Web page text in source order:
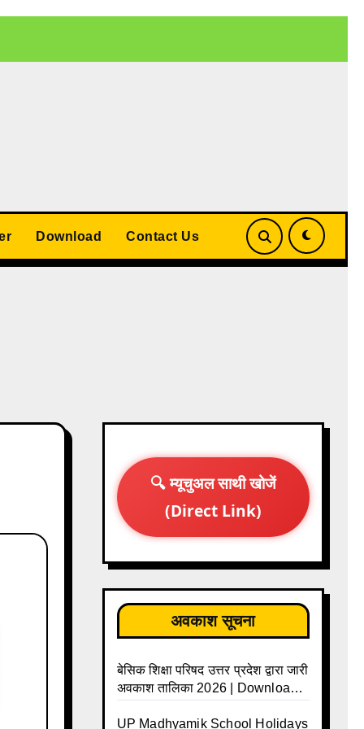
समझौता
Download Contact Us
🔍 म्यूचुअल साथी खोजें
(Direct Link)
अवकाश सूचना
बेसिक शिक्षा परिषद उत्तर प्रदेश द्वारा जारी
अवकाश तालिका 2026 | Download
Holiday List 2026 | Basic
UP Madhyamik School Holidays